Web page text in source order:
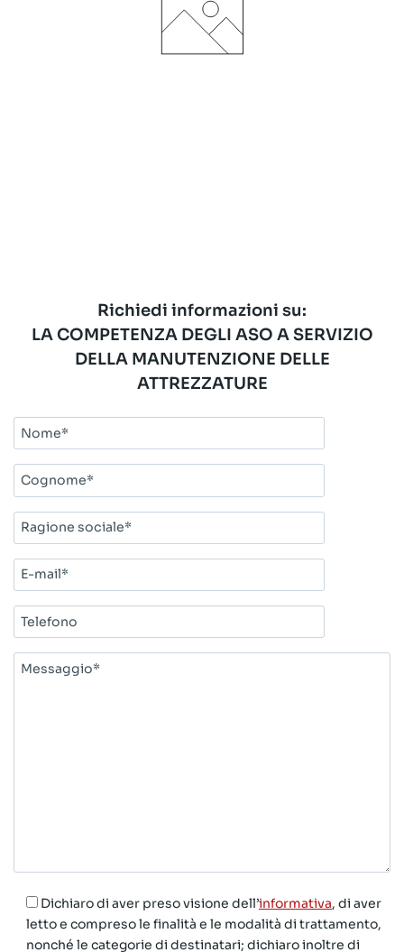
Richiedi informazioni su:
LA COMPETENZA DEGLI ASO A SERVIZIO
DELLA MANUTENZIONE DELLE
ATTREZZATURE
Nome*
Cognome*
Ragione
sociale*
E-
mail*
Telefono
Messaggio*
Dichiaro di aver preso visione dell’informativa, di aver
letto e compreso le finalità e le modalità di trattamento,
nonché le categorie di destinatari; dichiaro inoltre di